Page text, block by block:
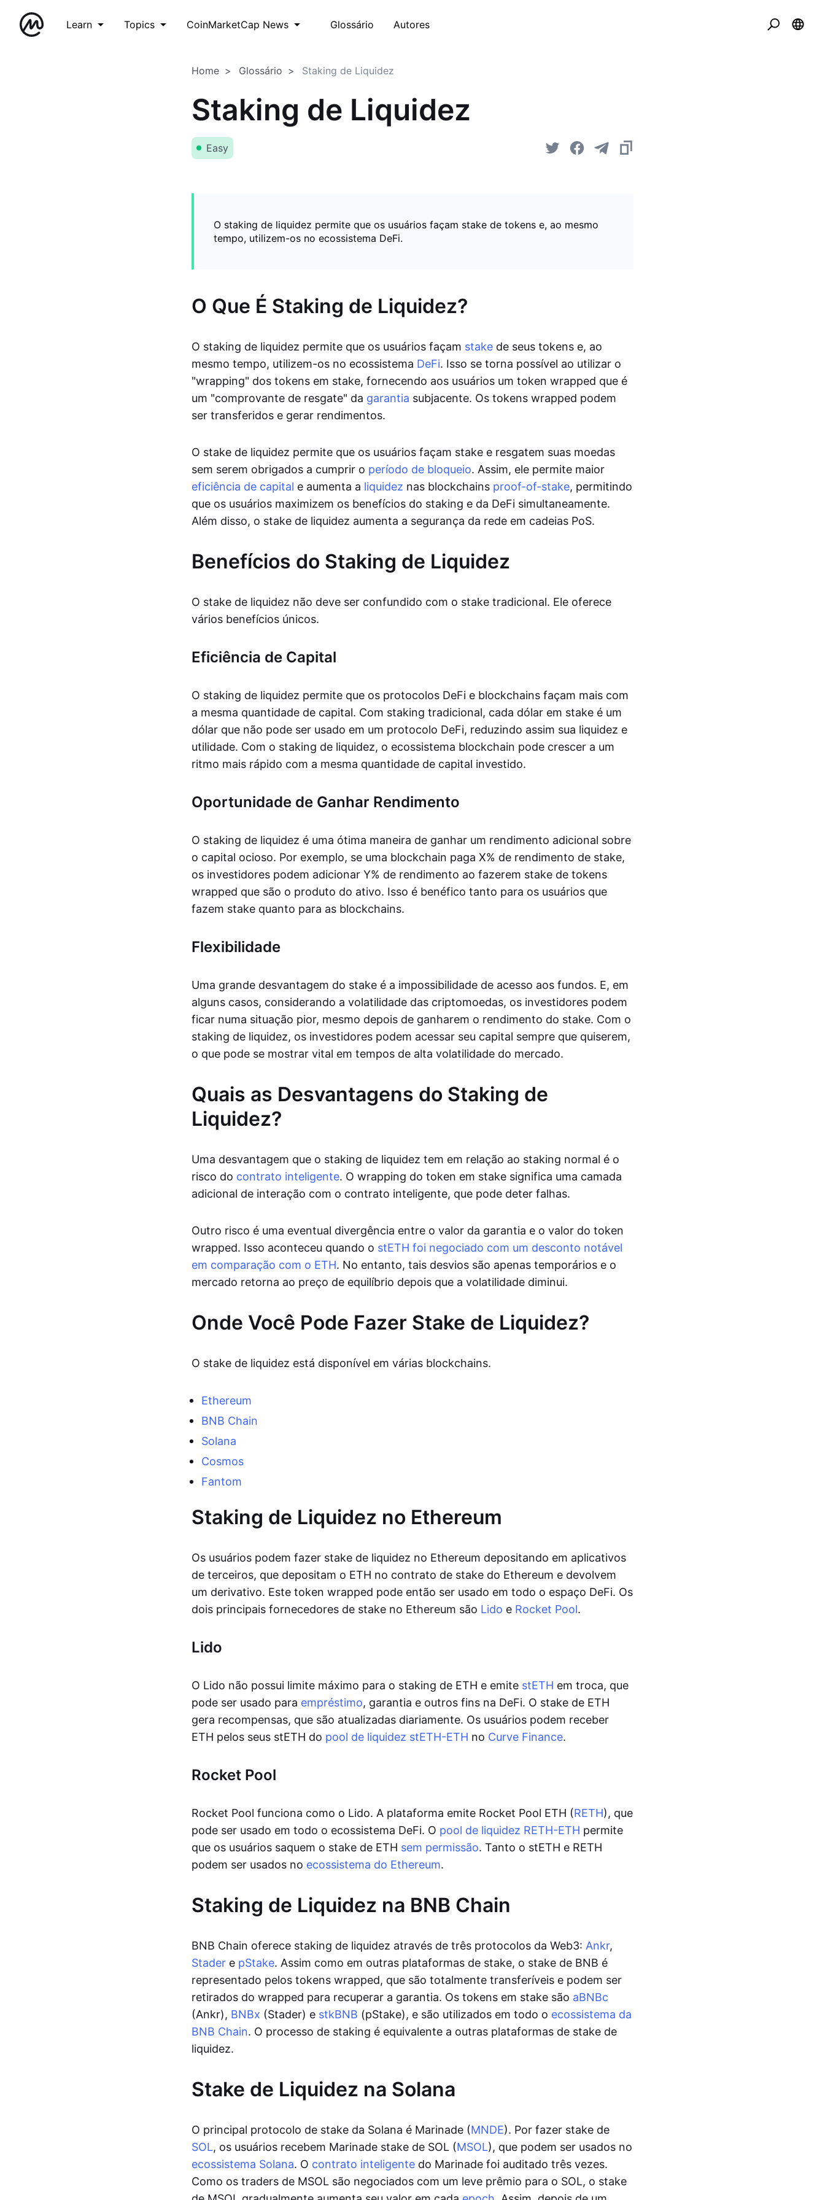
Learn Topics CoinMarketCap News Glossário Autores
Home Glossário Staking de Liquidez
Staking de Liquidez
Easy
O staking de liquidez permite que os usuários façam stake de tokens e, ao mesmo
tempo, utilizem-os no ecossistema DeFi.
O Que É Staking de Liquidez?
O staking de liquidez permite que os usuários façam stake de seus tokens e, ao
mesmo tempo, utilizem-os no ecossistema DeFi. Isso se torna possível ao utilizar o
"wrapping" dos tokens em stake, fornecendo aos usuários um token wrapped que é
um "comprovante de resgate" da garantia subjacente. Os tokens wrapped podem
ser transferidos e gerar rendimentos.
O stake de liquidez permite que os usuários façam stake e resgatem suas moedas
sem serem obrigados a cumprir o período de bloqueio. Assim, ele permite maior
eficiência de capital e aumenta a liquidez nas blockchains proof-of-stake, permitindo
que os usuários maximizem os benefícios do staking e da DeFi simultaneamente.
Além disso, o stake de liquidez aumenta a segurança da rede em cadeias PoS.
Benefícios do Staking de Liquidez
O stake de liquidez não deve ser confundido com o stake tradicional. Ele oferece
vários benefícios únicos.
Eficiência de Capital
O staking de liquidez permite que os protocolos DeFi e blockchains façam mais com
a mesma quantidade de capital. Com staking tradicional, cada dólar em stake é um
dólar que não pode ser usado em um protocolo DeFi, reduzindo assim sua liquidez e
utilidade. Com o staking de liquidez, o ecossistema blockchain pode crescer a um
ritmo mais rápido com a mesma quantidade de capital investido.
Oportunidade de Ganhar Rendimento
O staking de liquidez é uma ótima maneira de ganhar um rendimento adicional sobre
o capital ocioso. Por exemplo, se uma blockchain paga X% de rendimento de stake,
os investidores podem adicionar Y% de rendimento ao fazerem stake de tokens
wrapped que são o produto do ativo. Isso é benéfico tanto para os usuários que
fazem stake quanto para as blockchains.
Flexibilidade
Uma grande desvantagem do stake é a impossibilidade de acesso aos fundos. E, em
alguns casos, considerando a volatilidade das criptomoedas, os investidores podem
ficar numa situação pior, mesmo depois de ganharem o rendimento do stake. Com o
staking de liquidez, os investidores podem acessar seu capital sempre que quiserem,
o que pode se mostrar vital em tempos de alta volatilidade do mercado.
Quais as Desvantagens do Staking de
Liquidez?
Uma desvantagem que o staking de liquidez tem em relação ao staking normal é o
risco do contrato inteligente. O wrapping do token em stake significa uma camada
adicional de interação com o contrato inteligente, que pode deter falhas.
Outro risco é uma eventual divergência entre o valor da garantia e o valor do token
wrapped. Isso aconteceu quando o stETH foi negociado com um desconto notável
em comparação com o ETH. No entanto, tais desvios são apenas temporários e o
mercado retorna ao preço de equilíbrio depois que a volatilidade diminui.
Onde Você Pode Fazer Stake de Liquidez?
O stake de liquidez está disponível em várias blockchains.
Ethereum
BNB Chain
Solana
Cosmos
Fantom
Staking de Liquidez no Ethereum
Os usuários podem fazer stake de liquidez no Ethereum depositando em aplicativos
de terceiros, que depositam o ETH no contrato de stake do Ethereum e devolvem
um derivativo. Este token wrapped pode então ser usado em todo o espaço DeFi. Os
dois principais fornecedores de stake no Ethereum são Lido e Rocket Pool.
Lido
O Lido não possui limite máximo para o staking de ETH e emite stETH em troca, que
pode ser usado para empréstimo, garantia e outros fins na DeFi. O stake de ETH
gera recompensas, que são atualizadas diariamente. Os usuários podem receber
ETH pelos seus stETH do pool de liquidez stETH-ETH no Curve Finance.
Rocket Pool
Rocket Pool funciona como o Lido. A plataforma emite Rocket Pool ETH (RETH), que
pode ser usado em todo o ecossistema DeFi. O pool de liquidez RETH-ETH permite
que os usuários saquem o stake de ETH sem permissão. Tanto o stETH e RETH
podem ser usados no ecossistema do Ethereum.
Staking de Liquidez na BNB Chain
BNB Chain oferece staking de liquidez através de três protocolos da Web3: Ankr,
Stader e pStake. Assim como em outras plataformas de stake, o stake de BNB é
representado pelos tokens wrapped, que são totalmente transferíveis e podem ser
retirados do wrapped para recuperar a garantia. Os tokens em stake são aBNBc
(Ankr), BNBx (Stader) e stkBNB (pStake), e são utilizados em todo o ecossistema da
BNB Chain. O processo de staking é equivalente a outras plataformas de stake de
liquidez.
Stake de Liquidez na Solana
O principal protocolo de stake da Solana é Marinade (MNDE). Por fazer stake de
SOL, os usuários recebem Marinade stake de SOL (MSOL), que podem ser usados no
ecossistema Solana. O contrato inteligente do Marinade foi auditado três vezes.
Como os traders de MSOL são negociados com um leve prêmio para o SOL, o stake